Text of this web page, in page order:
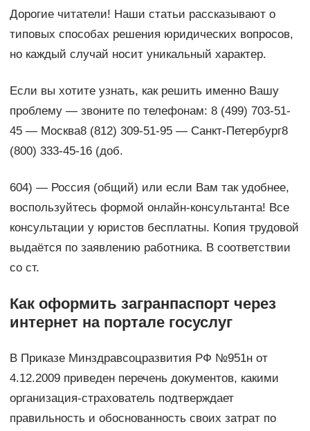
Дорогие читатели! Наши статьи рассказывают о
типовых способах решения юридических вопросов,
но каждый случай носит уникальный характер.
Если вы хотите узнать, как решить именно Вашу
проблему — звоните по телефонам: 8 (499) 703-51-
45 — Москва8 (812) 309-51-95 — Санкт-Петербург8
(800) 333-45-16 (доб.
604) — Россия (общий) или если Вам так удобнее,
воспользуйтесь формой онлайн-консультанта! Все
консультации у юристов бесплатны. Копия трудовой
выдаётся по заявлению работника. В соответствии
со ст.
Как оформить загранпаспорт через
интернет на портале госуслуг
В Приказе Минздравсоцразвития РФ №951н от
4.12.2009 приведен перечень документов, какими
организация-страхователь подтверждает
правильность и обоснованность своих затрат по